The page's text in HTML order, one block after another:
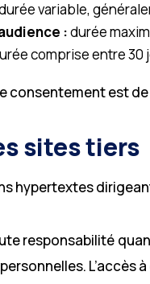
variable,
:durée
comprise entre 30
consentement est
sites tiers
hypertextes
responsabilité
L’accès